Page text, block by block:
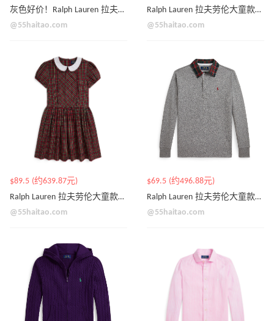
灰色好价！Ralph Lauren 拉夫劳伦大童款绞花毛衣开衫
@55haitao.com
Ralph Lauren 拉夫劳伦大童款衬衫
@55haitao.com
$89.5 (约639.87元)
Ralph Lauren 拉夫劳伦大童款娃娃领连衣裙
@55haitao.com
$69.5 (约496.88元)
Ralph Lauren 拉夫劳伦大童款Polo领卫衣
@55haitao.com